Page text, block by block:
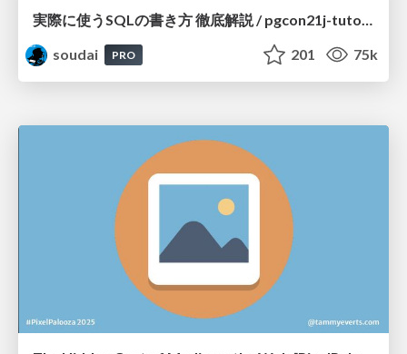
soudai
PRO 201 75k